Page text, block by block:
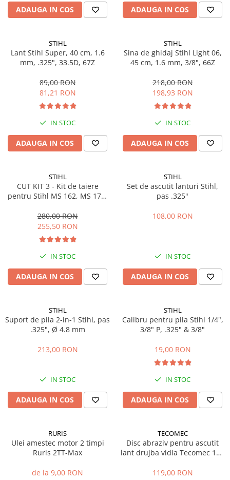
Masini de prelucrat fier-beton
Accesorii masini de taiat
Finisare si Prelucrare suprafete
Elicoptere pardoseala
Vibratoare beton
Rigle vibrante
Scarificatoare beton
Aplicatoare cu banda
Slefuitoare pereti
Sisteme pompare
Pompe pentru zugravit si vopsit
Masini de tencuit
Pompe glet cu snec
Pompe spuma poliuretanica
Echipamente marcaje rutiere
Accesorii sisteme pompare
Compactoare
Maiuri compactoare
Placi compactoare reversibile
Cilindri vibrocompactori
Betoniere si Malaxoare
Malaxoare
Accesorii betoniere
Depozitare, transport si protectie
Echipamente de ridicat
Echipamente pentru transport
transport
ADAUGA IN COS ADAUGA IN COS
STIHL
Lant Stihl Super, 40 cm, 1.6
mm, .325", 33.5D, 67Z
89,00 RON
81,21 RON
IN STOC
ADAUGA IN COS
STIHL
Sina de ghidaj Stihl Light 06,
45 cm, 1.6 mm, 3/8", 66Z
218,00 RON
198,93 RON
IN STOC
ADAUGA IN COS
STIHL
CUT KIT 3 - Kit de taiere
pentru Stihl MS 162, MS 170,
181 - 35 cm
280,00 RON
255,50 RON
IN STOC
ADAUGA IN COS
STIHL
Set de ascutit lanturi Stihl,
pas .325"
108,00 RON
IN STOC
ADAUGA IN COS
STIHL
Suport de pila 2-in-1 Stihl, pas
.325", Ø 4.8 mm
213,00 RON
IN STOC
ADAUGA IN COS
STIHL
Calibru pentru pila Stihl 1/4",
3/8" P, .325" & 3/8"
19,00 RON
IN STOC
ADAUGA IN COS
RURIS
Ulei amestec motor 2 timpi
Ruris 2TT-Max
de la 9,00 RON
TECOMEC
Disc abraziv pentru ascutit
lant drujba vidia Tecomec 145
119,00 RON